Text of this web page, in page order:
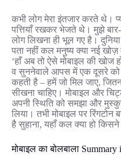
कभी लोग मेरा इंतजार करते थे।
पत्तियाँ रखकर भेजते थे। मुझे बार-
लोग लिखना ही भूल गए है।
पता नहीं कल मनुष्य क्या नई
‘हाँ अब तो ऐसे मोबाइल की खोज
व सुननेवाले आपस में एक दूसरे को
कहती है – हमें जो मिल जाए,
सीखना चाहिए। मोबाइल और
अपनी स्थिति को समझा और
लिया। तभी मोबाइल पर
है सुहाना, यहाँ कल क्या हो किसने
मोबाइल का बोलबाला